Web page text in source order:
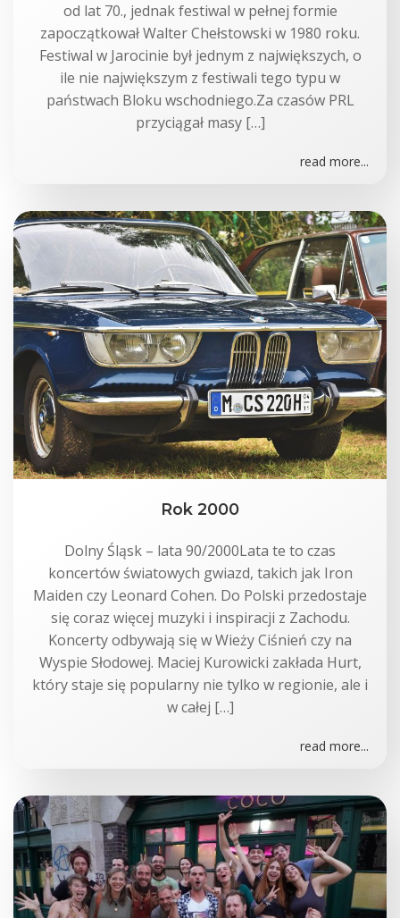
od lat 70., jednak festiwal w pełnej formie
zapoczątkował Walter Chełstowski w 1980 roku.
Festiwal w Jarocinie był jednym z największych, o
ile nie największym z festiwali tego typu w
państwach Bloku wschodniego.Za czasów PRL
przyciągał masy […]
read more...
Rok 2000
Dolny Śląsk – lata 90/2000Lata te to czas
koncertów światowych gwiazd, takich jak Iron
Maiden czy Leonard Cohen. Do Polski przedostaje
się coraz więcej muzyki i inspiracji z Zachodu.
Koncerty odbywają się w Wieży Ciśnień czy na
Wyspie Słodowej. Maciej Kurowicki zakłada Hurt,
który staje się popularny nie tylko w regionie, ale i
w całej […]
read more...